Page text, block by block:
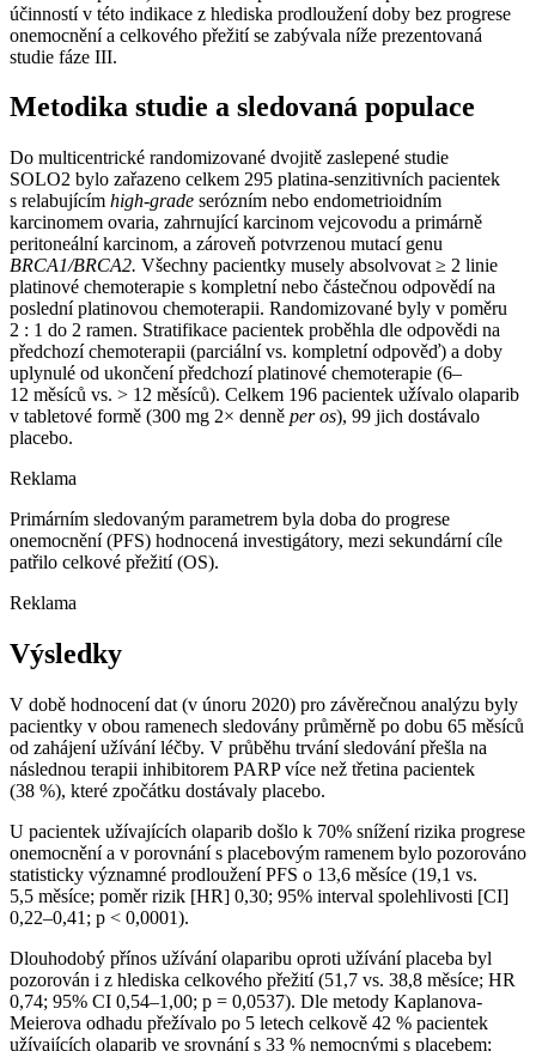
účinností v této indikace z hlediska prodloužení doby bez progrese
onemocnění a celkového přežití se zabývala níže prezentovaná
studie fáze III.
Metodika studie a sledovaná populace
Do multicentrické randomizované dvojitě zaslepené studie
SOLO2 bylo zařazeno celkem 295 platina-senzitivních pacientek
s relabujícím high-grade serózním nebo endometrioidním
karcinomem ovaria, zahrnující karcinom vejcovodu a primárně
peritoneální karcinom, a zároveň potvrzenou mutací genu
BRCA1/BRCA2. Všechny pacientky musely absolvovat ≥ 2 linie
platinové chemoterapie s kompletní nebo částečnou odpovědí na
poslední platinovou chemoterapii. Randomizované byly v poměru
2 : 1 do 2 ramen. Stratifikace pacientek proběhla dle odpovědi na
předchozí chemoterapii (parciální vs. kompletní odpověď) a doby
uplynulé od ukončení předchozí platinové chemoterapie (6–
12 měsíců vs. > 12 měsíců). Celkem 196 pacientek užívalo olaparib
v tabletové formě (300 mg 2× denně per os), 99 jich dostávalo
placebo.
Reklama
Primárním sledovaným parametrem byla doba do progrese
onemocnění (PFS) hodnocená investigátory, mezi sekundární cíle
patřilo celkové přežití (OS).
Reklama
Výsledky
V době hodnocení dat (v únoru 2020) pro závěrečnou analýzu byly
pacientky v obou ramenech sledovány průměrně po dobu 65 měsíců
od zahájení užívání léčby. V průběhu trvání sledování přešla na
následnou terapii inhibitorem PARP více než třetina pacientek
(38 %), které zpočátku dostávaly placebo.
U pacientek užívajících olaparib došlo k 70% snížení rizika progrese
onemocnění a v porovnání s placebovým ramenem bylo pozorováno
statisticky významné prodloužení PFS o 13,6 měsíce (19,1 vs.
5,5 měsíce; poměr rizik [HR] 0,30; 95% interval spolehlivosti [CI]
0,22–0,41; p < 0,0001).
Dlouhodobý přínos užívání olaparibu oproti užívání placeba byl
pozorován i z hlediska celkového přežití (51,7 vs. 38,8 měsíce; HR
0,74; 95% CI 0,54–1,00; p = 0,0537). Dle metody Kaplanova-
Meierova odhadu přežívalo po 5 letech celkově 42 % pacientek
užívajících olaparib ve srovnání s 33 % nemocnými s placebem;